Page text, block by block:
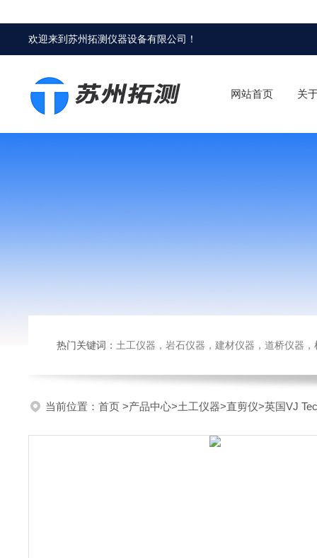
欢迎来到苏州拓测仪器设备有限公司 ！
网站首页 关
热门关键词： 土工仪器，岩石仪器，建材仪器，道桥仪器，检测
当前位置： 首页 >产品中心>土工仪器>直剪仪>英国VJ